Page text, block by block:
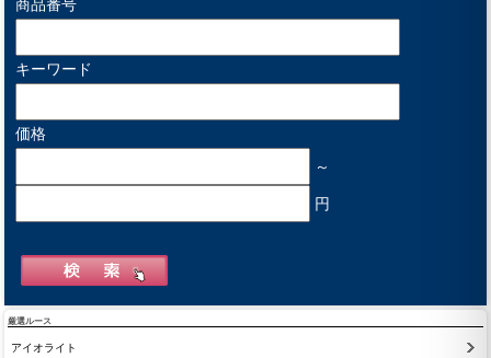
商品番号
キーワード
価格
～
円
厳選ルース
アイオライト